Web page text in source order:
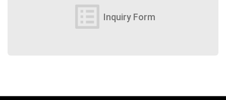
list_alt Inquiry Form